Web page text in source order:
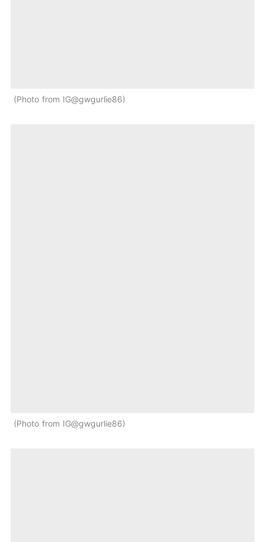
Photo from IG@gwgurlie86
Photo from IG@gwgurlie86